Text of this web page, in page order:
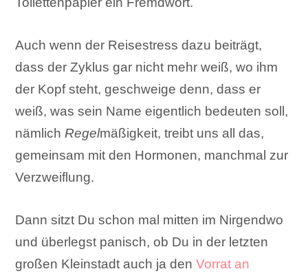
Auch wenn der Reisestress dazu beiträgt,
dass der Zyklus gar nicht mehr weiß, wo ihm
der Kopf steht, geschweige denn, dass er
weiß, was sein Name eigentlich bedeuten soll,
nämlichRegelmäßigkeit, treibt uns all das,
gemeinsam mit den Hormonen, manchmal zur
Verzweiflung.
Dann sitzt Du schon mal mitten im Nirgendwo
und überlegst panisch, ob Du in der letzten
großen Kleinstadt auch ja denVorrat an